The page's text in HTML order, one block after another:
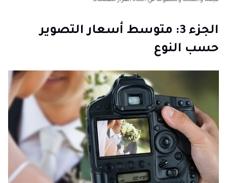
الجزء 3: متوسط أسعار التصوير
حسب النوع